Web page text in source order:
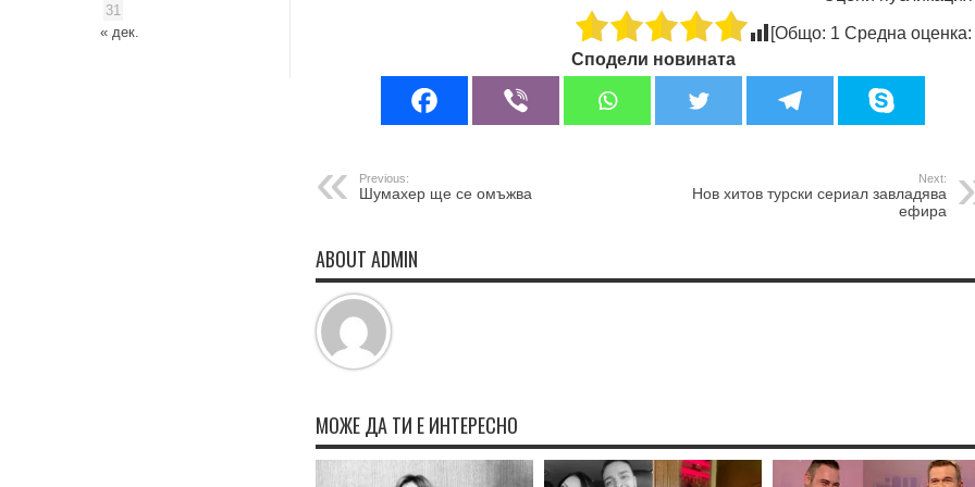
[Общо: 1 Средна оценка:
Сподели новината
Previous:
Шумахер ще се омъжва
Next:
Нов хитов турски сериал завладява
ефира
ABOUT ADMIN
МОЖЕ ДА ТИ Е ИНТЕРЕСНО
31
« дек.